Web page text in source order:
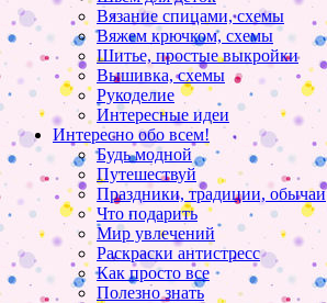
Вязание спицами, схемы
Вяжем крючком, схемы
Шитье, простые выкройки
Вышивка, схемы
Рукоделие
Интересные идеи
Интересно обо всем!
Будь модной
Путешествуй
Праздники, традиции, обычаи
Что подарить
Мир увлечений
Раскраски антистресс
Как просто все
Полезно знать